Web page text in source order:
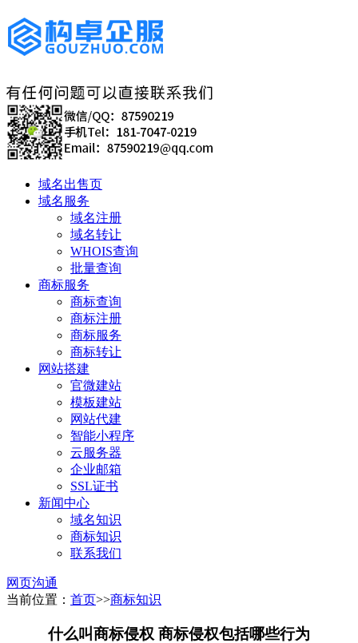
域名出售页
域名服务
域名注册
域名转让
WHOIS查询
批量查询
商标服务
商标查询
商标注册
商标服务
商标转让
网站搭建
官微建站
模板建站
网站代建
智能小程序
云服务器
企业邮箱
SSL证书
新闻中心
域名知识
商标知识
联系我们
网页沟通
当前位置： 首页>>商标知识
什么叫商标侵权 商标侵权包括哪些行为